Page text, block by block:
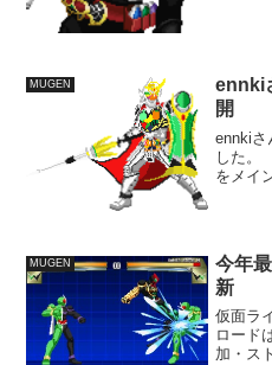
MUGEN
ennki
開
ennkiさ
した。
をメイ
ョン面
MUGEN
今年
新
仮面ラ
ロード
加・ス